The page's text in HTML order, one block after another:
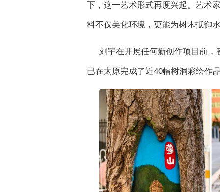
下，这一艺术形式再度兴起。艺术
料不仅美化环境，更能为树木抵御
刘宇在开展任何新创作项目前
已在太原完成了近40幅树洞彩绘作